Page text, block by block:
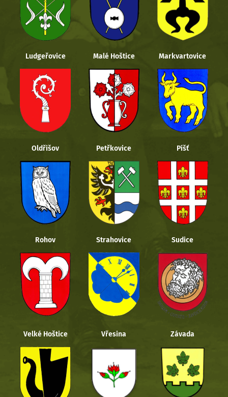
Ludgeřovice Malé Hoštice Markvartovice
Oldřišov Petřkovice Píšť
Rohov Strahovice Sudice
Velké Hoštice Vřesina Závada